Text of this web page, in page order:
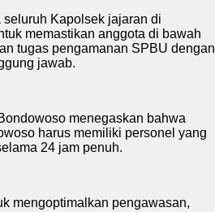
seluruh Kapolsek jajaran di
memastikan anggota di bawah
tugas pengamanan SPBU dengan
jawab.
menegaskan bahwa
harus memiliki personel yang
24 jam penuh.
mengoptimalkan pengawasan,